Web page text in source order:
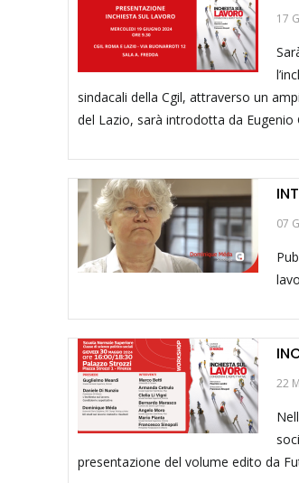
17
sindacali della Cgil, attraverso un
del Lazio, sarà introdotta da Eugenio
07
22
presentazione del volume edito da